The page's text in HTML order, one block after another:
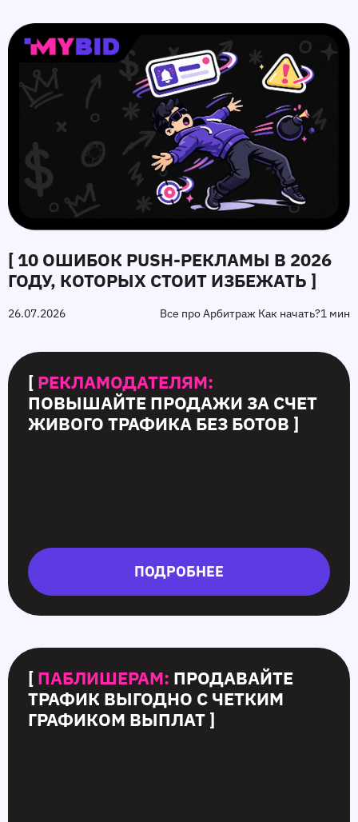
[ 10 ОШИБОК PUSH‑РЕКЛАМЫ В 2026
ГОДУ, КОТОРЫХ СТОИТ ИЗБЕЖАТЬ ]
26.07.2026 Все про Арбитраж Как начать?1 мин
[ РЕКЛАМОДАТЕЛЯМ:
ПОВЫШАЙТЕ ПРОДАЖИ ЗА СЧЕТ
ЖИВОГО ТРАФИКА БЕЗ БОТОВ ]
ПОДРОБНЕЕ
[ ПАБЛИШЕРАМ: ПРОДАВАЙТЕ
ТРАФИК ВЫГОДНО С ЧЕТКИМ
ГРАФИКОМ ВЫПЛАТ ]